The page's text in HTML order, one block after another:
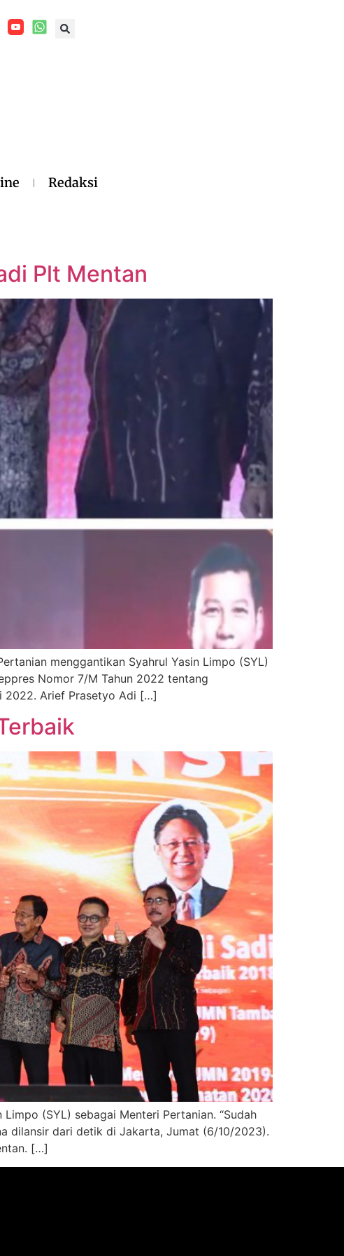
Redaksi
Plt Mentan
menggantikan Syahrul Yasin Limpo (SYL)
Nomor 7/M Tahun 2022 tentang
2022. Arief Prasetyo Adi […]
(SYL) sebagai Menteri Pertanian. “Sudah
dilansir dari detik di Jakarta, Jumat (6/10/2023).
[…]